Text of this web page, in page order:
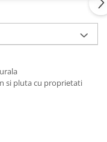
si pluta cu proprietati